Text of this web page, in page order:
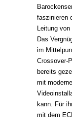
faszinieren
Leitung
Das
im
Crossover-
bereits
mit
kann. Für
mit dem